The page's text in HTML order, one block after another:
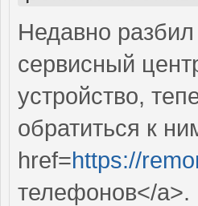
Недавно разбил
сервисный
устройство,
обратиться к
href=https://
телефонов</a>.